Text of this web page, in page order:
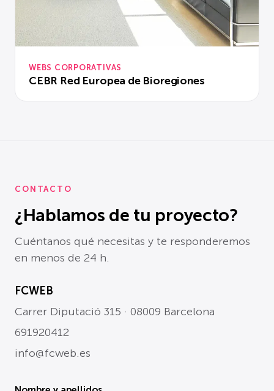
WEBS CORPORATIVAS
CEBR Red Europea de Bioregiones
CONTACTO
¿Hablamos de tu proyecto?
Cuéntanos qué necesitas y te responderemos
en menos de 24 h.
FCWEB
Carrer Diputació 315 · 08009 Barcelona
691920412
info@fcweb.es